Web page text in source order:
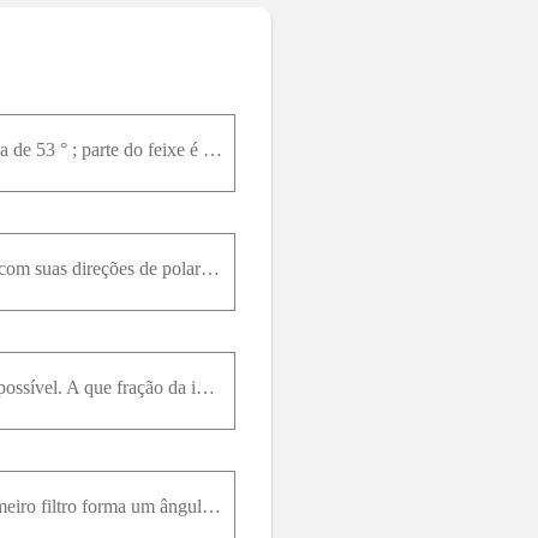
Um feixe de luz propagando-se na água atinge uma placa de vidro formando um ângulo de incidência de 53 ° ; parte do feixe é refletida e a outra parte é refratada. Sabendo que a parte refletida forma u
Um feixe de luz não-polarizada de intensidade I 0 passa por uma série de filtros polarizadores ideais com suas direções de polarização orientadas em ângulos diferentes, como mostra a Figura 33.42. a)
Um polarizador e um analisador são orientados de modo que se transmita a maior quantidade de luz possível. A que fração da intensidade máxima, o feixe transmitido se reduz quando o analisador gira em
Luz não-palarizada de intensidade 20,0W / c m incide sobre dois filtros polarizadores. O eixo do primeiro filtro forma um ângulo de 25 ° no sentido anti-horário a partir da vertical (vista na direção